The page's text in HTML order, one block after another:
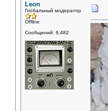
Leon
Глобальный модератор
Offline
Сообщений: 6,482